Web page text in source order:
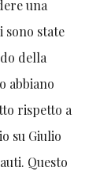
una
sono state
della
abbiano
rispetto a
su Giulio
Questo